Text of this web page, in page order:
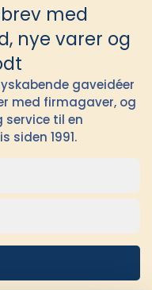
med
nye varer og
gaveidéer
med firmagaver, og
til en
siden 1991.